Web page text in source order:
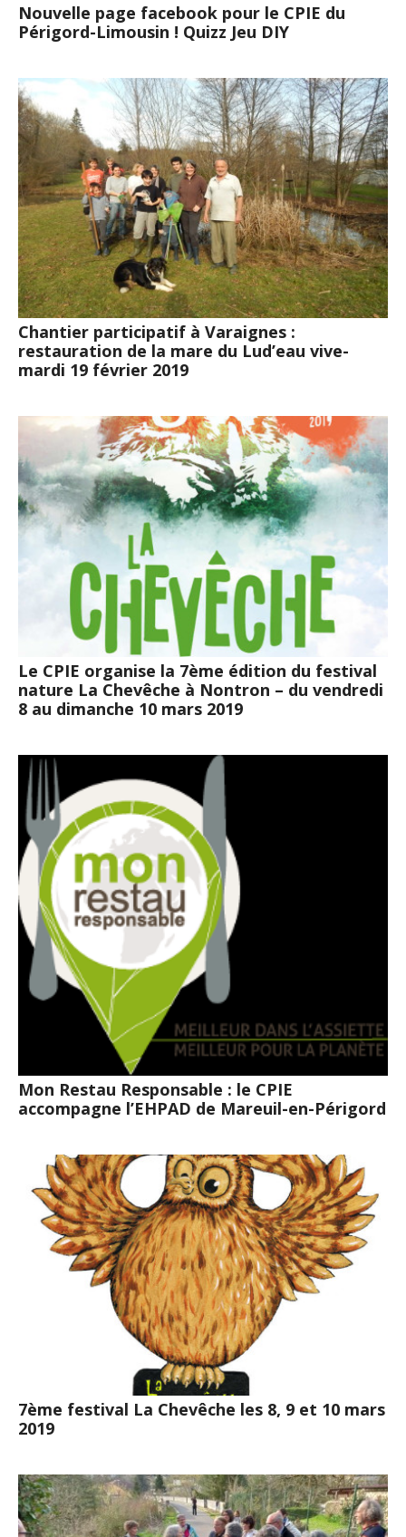
Nouvelle page facebook pour le CPIE du
Périgord-Limousin ! Quizz Jeu DIY
Chantier participatif à Varaignes :
restauration de la mare du Lud’eau vive-
mardi 19 février 2019
Le CPIE organise la 7ème édition du festival
nature La Chevêche à Nontron – du vendredi
8 au dimanche 10 mars 2019
Mon Restau Responsable : le CPIE
accompagne l’EHPAD de Mareuil-en-Périgord
7ème festival La Chevêche les 8, 9 et 10 mars
2019